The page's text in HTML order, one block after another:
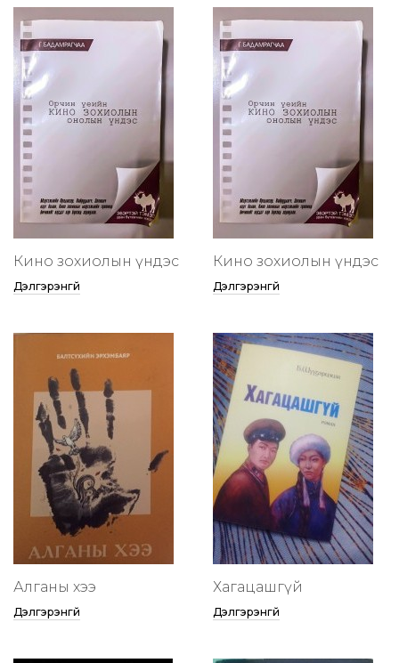
Кино зохиолын үндэс
Дэлгэрэнгүй
Кино зохиолын үндэс
Дэлгэрэнгүй
Алганы хээ
Дэлгэрэнгүй
Хагацашгүй
Дэлгэрэнгүй